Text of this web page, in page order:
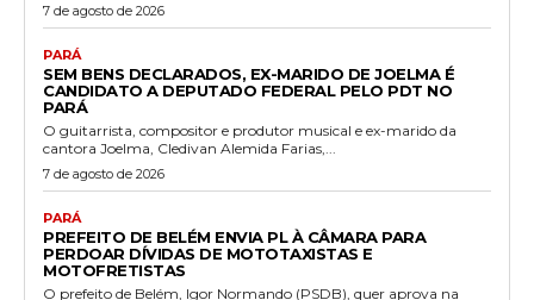
7 de agosto de 2026
PARÁ
SEM BENS DECLARADOS, EX-MARIDO DE JOELMA É
CANDIDATO A DEPUTADO FEDERAL PELO PDT NO
PARÁ
O guitarrista, compositor e produtor musical e ex-marido da
cantora Joelma, Cledivan Alemida Farias,...
7 de agosto de 2026
PARÁ
PREFEITO DE BELÉM ENVIA PL À CÂMARA PARA
PERDOAR DÍVIDAS DE MOTOTAXISTAS E
MOTOFRETISTAS
O prefeito de Belém, Igor Normando (PSDB), quer aprova na